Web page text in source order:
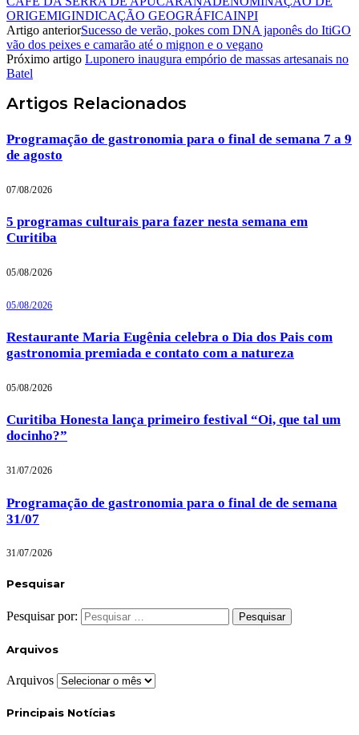
ORIGEMIGINDICAÇÃO GEOGRÁFICAINPI
Artigo anteriorSucesso de verão, pokes com DNA japonês do ItiGO
vão dos peixes e camarão até o mignon e o vegano
Próximo artigo Luponero inaugura empório de massas artesanais no
Batel
Artigos Relacionados
Programação de gastronomia para o final de semana 7 a 9
de agosto
07/08/2026
5 programas culturais para fazer nesta semana em
Curitiba
05/08/2026
05/08/2026
Restaurante Maria Eugênia celebra o Dia dos Pais com
gastronomia premiada e contato com a natureza
05/08/2026
Curitiba Honesta lança primeiro festival “Oi, que tal um
docinho?”
31/07/2026
Programação de gastronomia para o final de de semana
31/07
31/07/2026
Pesquisar
Pesquisar por:
Arquivos
Arquivos
Principais Notícias